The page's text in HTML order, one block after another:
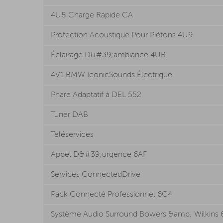
4U8 Charge Rapide CA
Protection Acoustique Pour Piétons 4U9
Éclairage D&#39;ambiance 4UR
4V1 BMW IconicSounds Électrique
Phare Adaptatif à DEL 552
Tuner DAB
Téléservices
Appel D&#39;urgence 6AF
Services ConnectedDrive
Pack Connecté Professionnel 6C4
Système Audio Surround Bowers &amp; Wilkins